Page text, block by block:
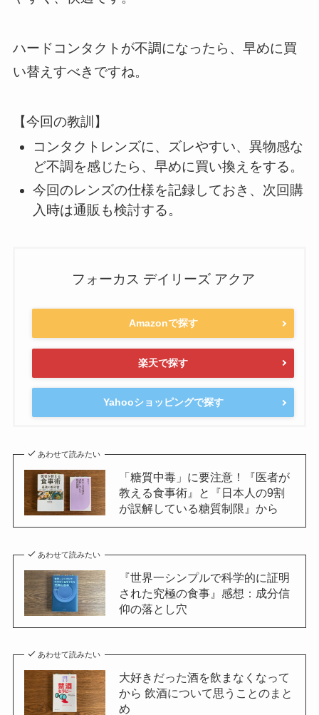
ハードコンタクトが不調になったら、早めに買
い替えすべきですね。
【今回の教訓】
コンタクトレンズに、ズレやすい、異物感な
ど不調を感じたら、早めに買い換えをする。
今回のレンズの仕様を記録しておき、次回購
入時は通販も検討する。
フォーカス デイリーズ アクア
Amazonで探す
楽天で探す
Yahooショッピングで探す
あわせて読みたい
「糖質中毒」に要注意！『医者が
教える食事術』と『日本人の9割
が誤解している糖質制限』から
あわせて読みたい
『世界一シンプルで科学的に証明
された究極の食事』感想：成分信
仰の落とし穴
あわせて読みたい
大好きだった酒を飲まなくなって
から 飲酒について思うことのまと
め